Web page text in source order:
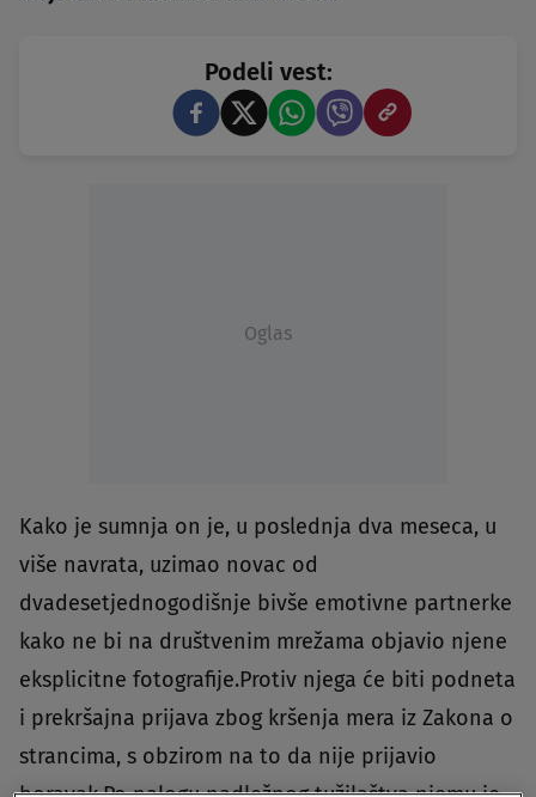
Podeli vest:
Oglas
Kako je sumnja on je, u poslednja dva meseca, u
više navrata, uzimao novac od
dvadesetjednogodišnje bivše emotivne partnerke
kako ne bi na društvenim mrežama objavio njene
eksplicitne fotografije.Protiv njega će biti podneta
i prekršajna prijava zbog kršenja mera iz Zakona o
strancima, s obzirom na to da nije prijavio